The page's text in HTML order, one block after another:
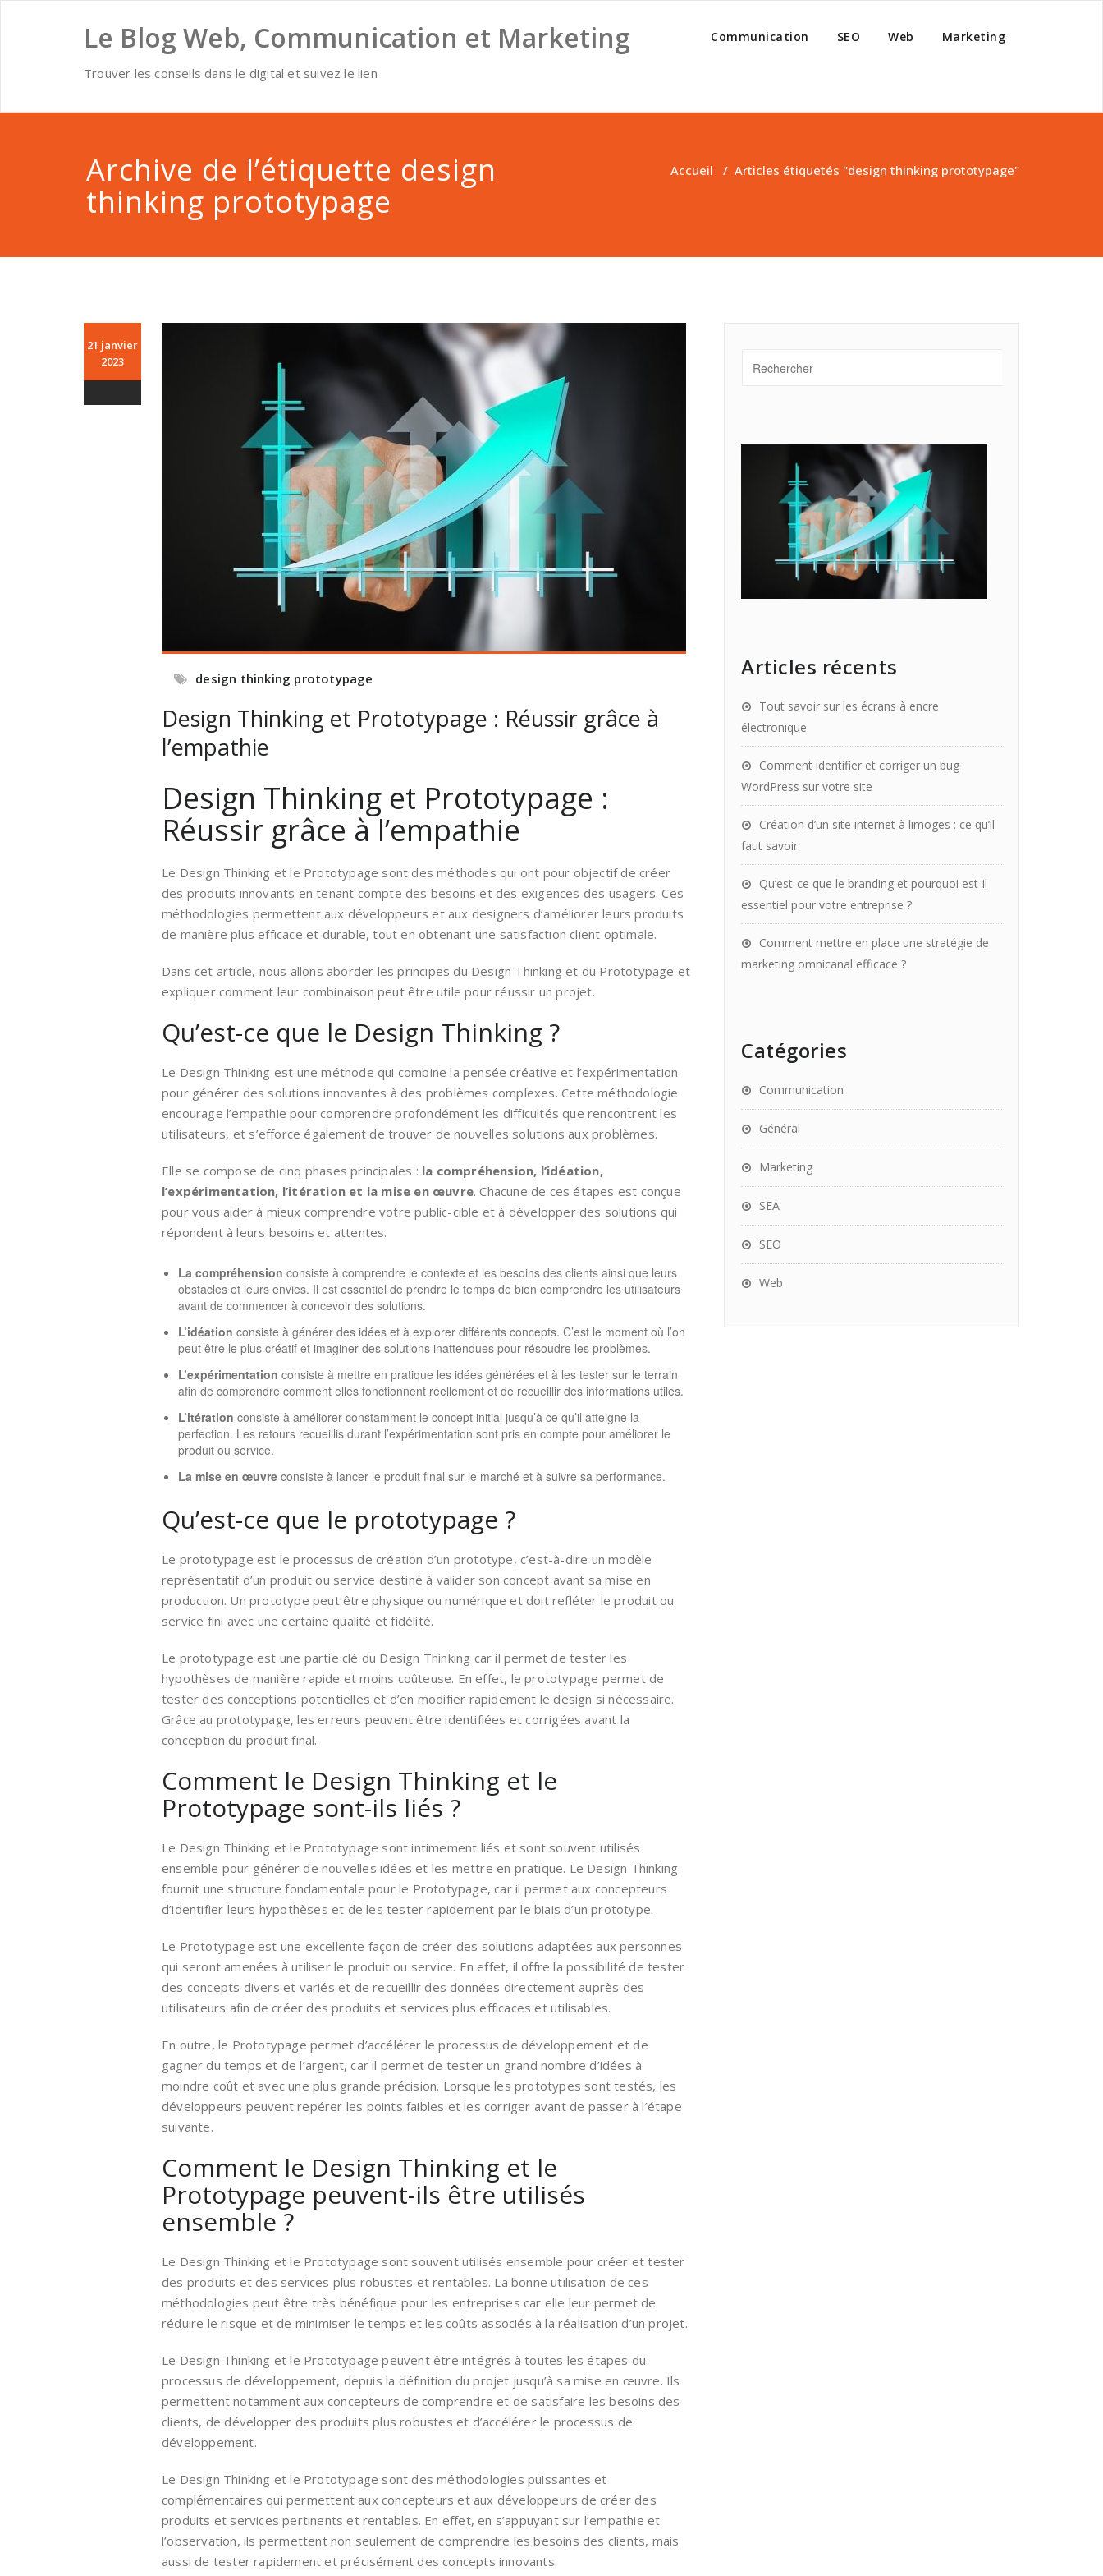
Le Blog Web, Communication et Marketing
Trouver les conseils dans le digital et suivez le lien
Communication SEO Web Marketing
Archive de l’étiquette design
thinking prototypage
Accueil / Articles étiquetés "design thinking prototypage"
21 janvier
2023
design thinking prototypage
Design Thinking et Prototypage : Réussir grâce à
l’empathie
Design Thinking et Prototypage :
Réussir grâce à l’empathie
Le Design Thinking et le Prototypage sont des méthodes qui ont pour objectif de créer
des produits innovants en tenant compte des besoins et des exigences des usagers. Ces
méthodologies permettent aux développeurs et aux designers d’améliorer leurs produits
de manière plus efficace et durable, tout en obtenant une satisfaction client optimale.
Dans cet article, nous allons aborder les principes du Design Thinking et du Prototypage et
expliquer comment leur combinaison peut être utile pour réussir un projet.
Qu’est-ce que le Design Thinking ?
Le Design Thinking est une méthode qui combine la pensée créative et l’expérimentation
pour générer des solutions innovantes à des problèmes complexes. Cette méthodologie
encourage l’empathie pour comprendre profondément les difficultés que rencontrent les
utilisateurs, et s’efforce également de trouver de nouvelles solutions aux problèmes.
Elle se compose de cinq phases principales : la compréhension, l’idéation,
l’expérimentation, l’itération et la mise en œuvre. Chacune de ces étapes est conçue
pour vous aider à mieux comprendre votre public-cible et à développer des solutions qui
répondent à leurs besoins et attentes.
La compréhension consiste à comprendre le contexte et les besoins des clients ainsi que leurs
obstacles et leurs envies. Il est essentiel de prendre le temps de bien comprendre les utilisateurs
avant de commencer à concevoir des solutions.
L’idéation consiste à générer des idées et à explorer différents concepts. C’est le moment où l’on
peut être le plus créatif et imaginer des solutions inattendues pour résoudre les problèmes.
L’expérimentation consiste à mettre en pratique les idées générées et à les tester sur le terrain
afin de comprendre comment elles fonctionnent réellement et de recueillir des informations utiles.
L’itération consiste à améliorer constamment le concept initial jusqu’à ce qu’il atteigne la
perfection. Les retours recueillis durant l’expérimentation sont pris en compte pour améliorer le
produit ou service.
La mise en œuvre consiste à lancer le produit final sur le marché et à suivre sa performance.
Qu’est-ce que le prototypage ?
Le prototypage est le processus de création d’un prototype, c’est-à-dire un modèle
représentatif d’un produit ou service destiné à valider son concept avant sa mise en
production. Un prototype peut être physique ou numérique et doit refléter le produit ou
service fini avec une certaine qualité et fidélité.
Le prototypage est une partie clé du Design Thinking car il permet de tester les
hypothèses de manière rapide et moins coûteuse. En effet, le prototypage permet de
tester des conceptions potentielles et d’en modifier rapidement le design si nécessaire.
Grâce au prototypage, les erreurs peuvent être identifiées et corrigées avant la
conception du produit final.
Comment le Design Thinking et le
Prototypage sont-ils liés ?
Le Design Thinking et le Prototypage sont intimement liés et sont souvent utilisés
ensemble pour générer de nouvelles idées et les mettre en pratique. Le Design Thinking
fournit une structure fondamentale pour le Prototypage, car il permet aux concepteurs
d’identifier leurs hypothèses et de les tester rapidement par le biais d’un prototype.
Le Prototypage est une excellente façon de créer des solutions adaptées aux personnes
qui seront amenées à utiliser le produit ou service. En effet, il offre la possibilité de tester
des concepts divers et variés et de recueillir des données directement auprès des
utilisateurs afin de créer des produits et services plus efficaces et utilisables.
En outre, le Prototypage permet d’accélérer le processus de développement et de
gagner du temps et de l’argent, car il permet de tester un grand nombre d’idées à
moindre coût et avec une plus grande précision. Lorsque les prototypes sont testés, les
développeurs peuvent repérer les points faibles et les corriger avant de passer à l’étape
suivante.
Comment le Design Thinking et le
Prototypage peuvent-ils être utilisés
ensemble ?
Le Design Thinking et le Prototypage sont souvent utilisés ensemble pour créer et tester
des produits et des services plus robustes et rentables. La bonne utilisation de ces
méthodologies peut être très bénéfique pour les entreprises car elle leur permet de
réduire le risque et de minimiser le temps et les coûts associés à la réalisation d’un projet.
Le Design Thinking et le Prototypage peuvent être intégrés à toutes les étapes du
processus de développement, depuis la définition du projet jusqu’à sa mise en œuvre. Ils
permettent notamment aux concepteurs de comprendre et de satisfaire les besoins des
clients, de développer des produits plus robustes et d’accélérer le processus de
développement.
Le Design Thinking et le Prototypage sont des méthodologies puissantes et
complémentaires qui permettent aux concepteurs et aux développeurs de créer des
produits et services pertinents et rentables. En effet, en s’appuyant sur l’empathie et
l’observation, ils permettent non seulement de comprendre les besoins des clients, mais
aussi de tester rapidement et précisément des concepts innovants.
Articles récents
Tout savoir sur les écrans à encre
électronique
Comment identifier et corriger un bug
WordPress sur votre site
Création d’un site internet à limoges : ce qu’il
faut savoir
Qu’est-ce que le branding et pourquoi est-il
essentiel pour votre entreprise ?
Comment mettre en place une stratégie de
marketing omnicanal efficace ?
Catégories
Communication
Général
Marketing
SEA
SEO
Web